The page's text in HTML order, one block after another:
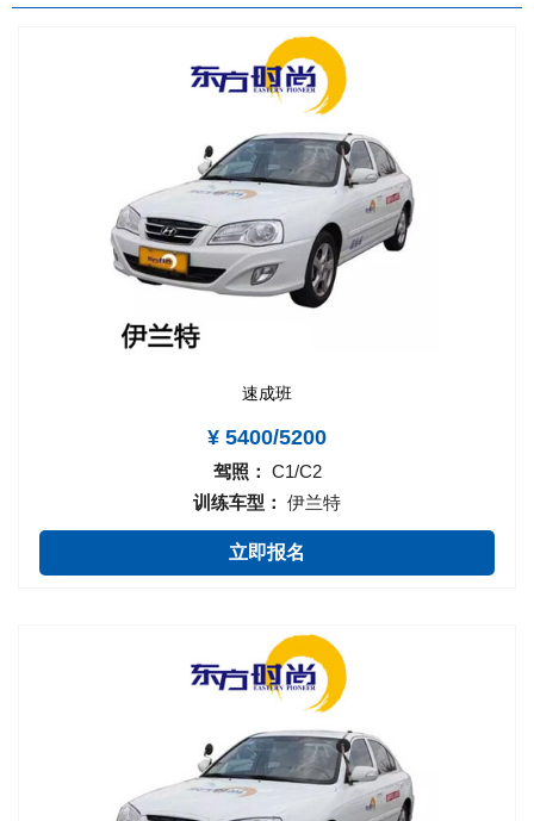
速成班
¥ 5400/5200
驾照： C1/C2
训练车型： 伊兰特
立即报名